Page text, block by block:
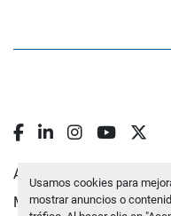
Usamos cookies para
mostrar anuncios o
Administrar cookies
Machinio Systemsitio
facebook
linkedininstagram
youtube